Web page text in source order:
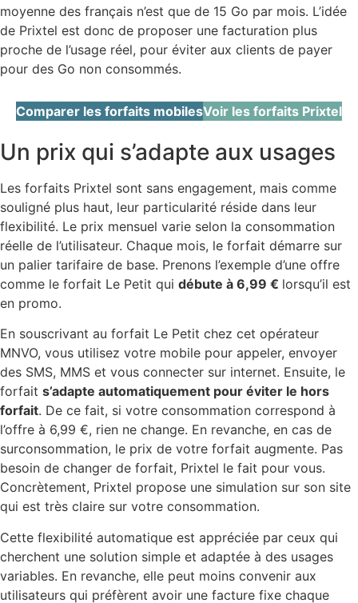
moyenne des français n’est que de 15 Go par mois. L’idée
de Prixtel est donc de proposer une facturation plus
proche de l’usage réel, pour éviter aux clients de payer
pour des Go non consommés.
Comparer les forfaits mobilesVoir les forfaits Prixtel
Un prix qui s’adapte aux usages
Les forfaits Prixtel sont sans engagement, mais comme
souligné plus haut, leur particularité réside dans leur
flexibilité. Le prix mensuel varie selon la consommation
réelle de l’utilisateur. Chaque mois, le forfait démarre sur
un palier tarifaire de base. Prenons l’exemple d’une offre
comme le forfait Le Petit qui débute à 6,99 € lorsqu’il est
en promo.
En souscrivant au forfait Le Petit chez cet opérateur
MNVO, vous utilisez votre mobile pour appeler, envoyer
des SMS, MMS et vous connecter sur internet. Ensuite, le
forfait s’adapte automatiquement pour éviter le hors
forfait. De ce fait, si votre consommation correspond à
l’offre à 6,99 €, rien ne change. En revanche, en cas de
surconsommation, le prix de votre forfait augmente. Pas
besoin de changer de forfait, Prixtel le fait pour vous.
Concrètement, Prixtel propose une simulation sur son site
qui est très claire sur votre consommation.
Cette flexibilité automatique est appréciée par ceux qui
cherchent une solution simple et adaptée à des usages
variables. En revanche, elle peut moins convenir aux
utilisateurs qui préfèrent avoir une facture fixe chaque